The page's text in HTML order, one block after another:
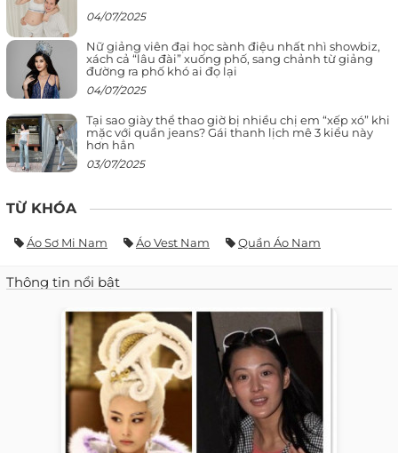
04/07/2025
Nữ giảng viên đại học sành điệu nhất nhì showbiz,
xách cả “lâu đài” xuống phố, sang chảnh từ giảng
đường ra phố khó ai đọ lại
04/07/2025
Tại sao giày thể thao giờ bị nhiều chị em “xếp xó” khi
mặc với quần jeans? Gái thanh lịch mê 3 kiểu này
hơn hẳn
03/07/2025
TỪ KHÓA
Áo Sơ Mi Nam Áo Vest Nam Quần Áo Nam
Thông tin nổi bật